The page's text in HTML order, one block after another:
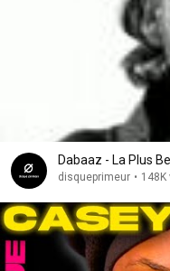
Dabaaz - La Plus
disqueprimeur • 148K